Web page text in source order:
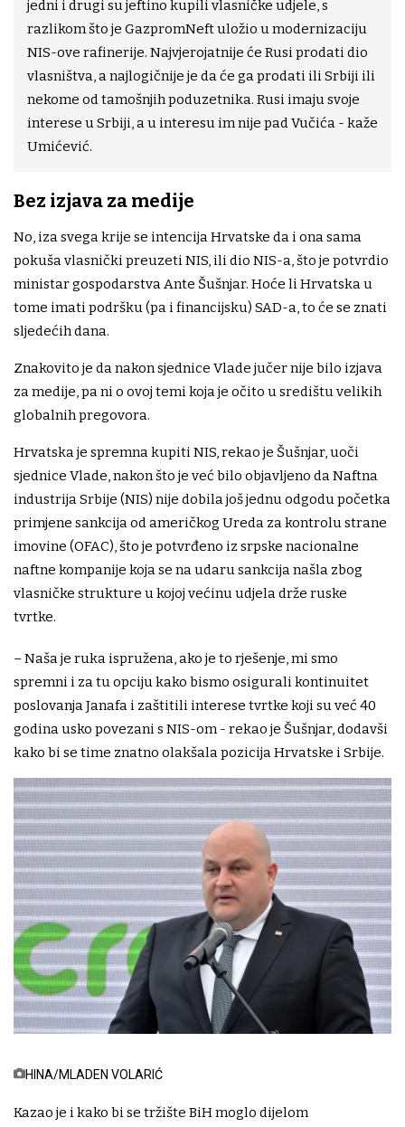
jedni i drugi su jeftino kupili vlasničke udjele, s
razlikom što je GazpromNeft uložio u modernizaciju
NIS-ove rafinerije. Najvjerojatnije će Rusi prodati dio
vlasništva, a najlogičnije je da će ga prodati ili Srbiji ili
nekome od tamošnjih poduzetnika. Rusi imaju svoje
interese u Srbiji, a u interesu im nije pad Vučića - kaže
Umićević.
Bez izjava za medije
No, iza svega krije se intencija Hrvatske da i ona sama
pokuša vlasnički preuzeti NIS, ili dio NIS-a, što je potvrdio
ministar gospodarstva Ante Šušnjar. Hoće li Hrvatska u
tome imati podršku (pa i financijsku) SAD-a, to će se znati
sljedećih dana.
Znakovito je da nakon sjednice Vlade jučer nije bilo izjava
za medije, pa ni o ovoj temi koja je očito u središtu velikih
globalnih pregovora.
Hrvatska je spremna kupiti NIS, rekao je Šušnjar, uoči
sjednice Vlade, nakon što je već bilo objavljeno da Naftna
industrija Srbije (NIS) nije dobila još jednu odgodu početka
primjene sankcija od američkog Ureda za kontrolu strane
imovine (OFAC), što je potvrđeno iz srpske nacionalne
naftne kompanije koja se na udaru sankcija našla zbog
vlasničke strukture u kojoj većinu udjela drže ruske
tvrtke.
– Naša je ruka ispružena, ako je to rješenje, mi smo
spremni i za tu opciju kako bismo osigurali kontinuitet
poslovanja Janafa i zaštitili interese tvrtke koji su već 40
godina usko povezani s NIS-om - rekao je Šušnjar, dodavši
kako bi se time znatno olakšala pozicija Hrvatske i Srbije.
HINA/MLADEN VOLARIĆ
Kazao je i kako bi se tržište BiH moglo dijelom